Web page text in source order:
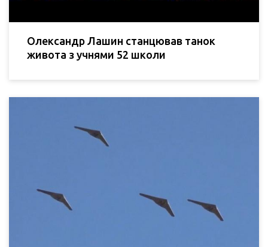
Олександр Лашин станцював танок
живота з учнями 52 школи